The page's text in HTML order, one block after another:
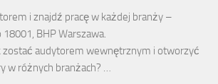
i znajdź pracę w każdej branży –
BHP Warszawa.
zostać audytorem wewnętrznym i otworzyć
w różnych branżach? …